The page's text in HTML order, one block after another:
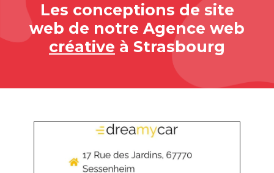
Les conceptions de site
web de notre Agence web
créative à Strasbourg